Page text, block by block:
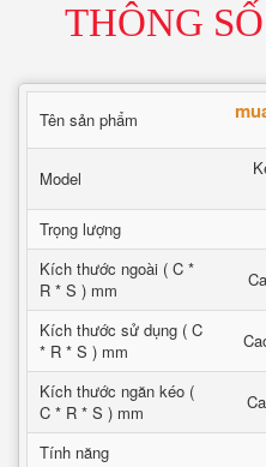
THÔNG
Tên sản phẩm
Model
Trọng lượng
Kích thước ngoài ( C *
R * S ) mm
Kích thước sử dụng ( C
* R * S ) mm
Kích thước ngăn kéo (
C * R * S ) mm
Tính năng